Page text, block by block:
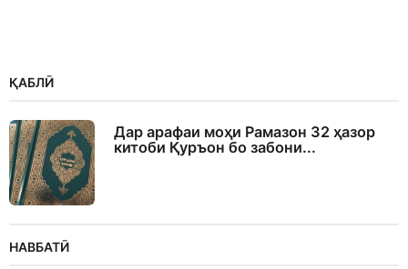
ҚАБЛӢ
Дар арафаи моҳи Рамазон 32 ҳазор
китоби Қуръон бо забони...
НАВБАТӢ